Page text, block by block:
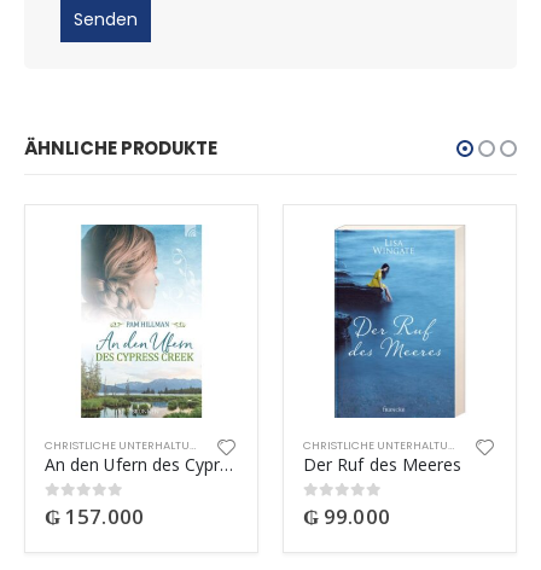
ÄHNLICHE PRODUKTE
An den Ufern des Cypress Creek
0out of 5
₲ 157.000
Der Ruf des Meeres
0out of 5
₲ 99.000